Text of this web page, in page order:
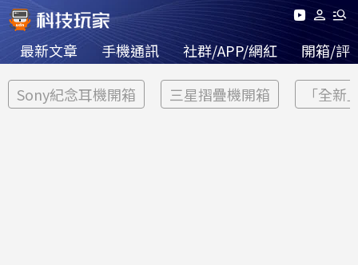
最新文章 手機通訊 社群/APP/網紅 開箱/評
Sony紀念耳機開箱 三星摺疊機開箱 「全新